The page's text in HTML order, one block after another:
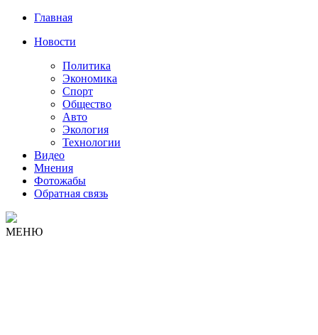
Главная
Новости
Политика
Экономика
Спорт
Общество
Авто
Экология
Технологии
Видео
Мнения
Фотожабы
Обратная связь
МЕНЮ